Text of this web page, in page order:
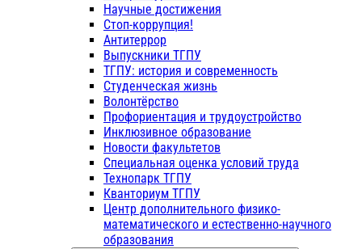
Научные достижения
Стоп-коррупция!
Антитеррор
Выпускники ТГПУ
ТГПУ: история и современность
Студенческая жизнь
Волонтёрство
Профориентация и трудоустройство
Инклюзивное образование
Новости факультетов
Специальная оценка условий труда
Технопарк ТГПУ
Кванториум ТГПУ
Центр дополнительного физико-
математического и естественно-научного
образования